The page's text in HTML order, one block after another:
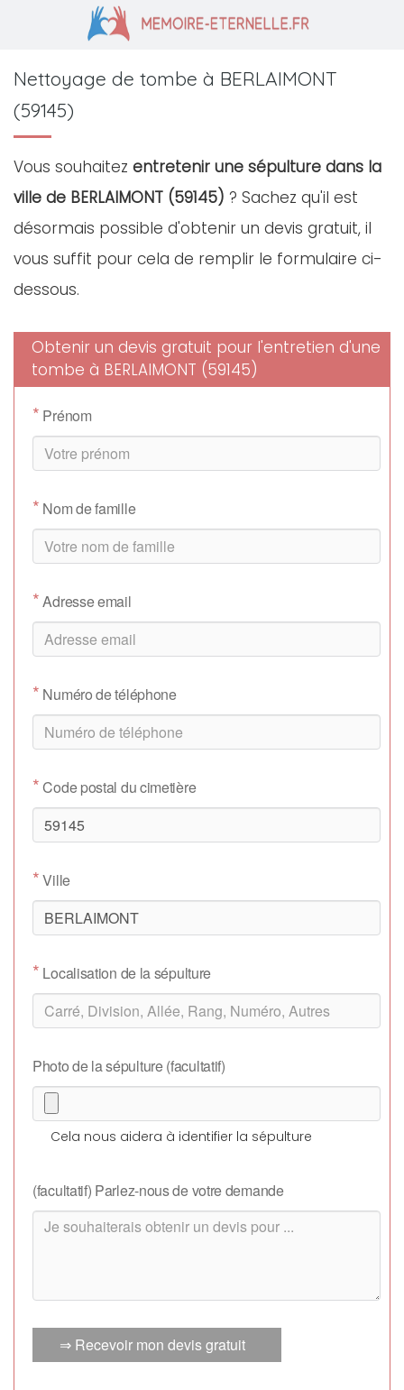
Nettoyage de tombe à BERLAIMONT
(59145)
Vous souhaitez entretenir une sépulture dans la
ville de BERLAIMONT (59145) ? Sachez qu'il est
désormais possible d'obtenir un devis gratuit, il
vous suffit pour cela de remplir le formulaire ci-
dessous.
Obtenir un devis gratuit pour l'entretien d'une
tombe à BERLAIMONT (59145)
* Prénom
* Nom de famille
*Adresse email
* Numéro de téléphone
*Code postal du cimetière
*Ville
* Localisation de la sépulture
Photo de la sépulture (facultatif)
Cela nous aidera à identifier la sépulture
(facultatif) Parlez-nous de votre demande
⇒ Recevoir mon devis gratuit